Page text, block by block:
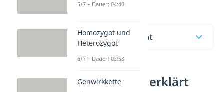
Inhaltsübersicht
rRNA einfach erklärt
5/7 – Dauer: 04:40
Homozygot und
Heterozygot
6/7 – Dauer: 03:58
Genwirkkette